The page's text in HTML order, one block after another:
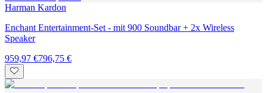
Harman Kardon
Enchant Entertainment-Set - mit 900 Soundbar + 2x Wireless
Speaker
959,97 €796,75 €